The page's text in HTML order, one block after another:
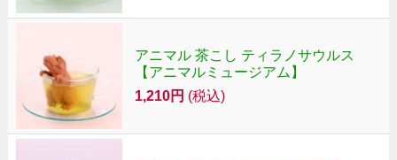
アニマル 茶こし ティラノサウルス
【アニマルミュージアム】
1,210円 (税込)